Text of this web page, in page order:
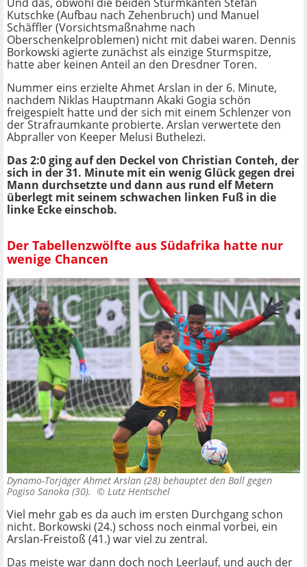
Kutschke (Aufbau nach Zehenbruch) und Manuel
Schäffler (Vorsichtsmaßnahme nach
Oberschenkelproblemen) nicht mit dabei waren. Dennis
Borkowski agierte zunächst als einzige Sturmspitze,
hatte aber keinen Anteil an den Dresdner Toren.
Nummer eins erzielte Ahmet Arslan in der 6. Minute,
nachdem Niklas Hauptmann Akaki Gogia schön
freigespielt hatte und der sich mit einem Schlenzer von
der Strafraumkante probierte. Arslan verwertete den
Abpraller von Keeper Melusi Buthelezi.
Das 2:0 ging auf den Deckel von Christian Conteh, der
sich in der 31. Minute mit ein wenig Glück gegen drei
Mann durchsetzte und dann aus rund elf Metern
überlegt mit seinem schwachen linken Fuß in die
linke Ecke einschob.
Der Tabellenzwölfte aus Südafrika hatte nur
wenige Chancen
Dynamo-Torjäger Ahmet Arslan (28) behauptet den Ball gegen
Pogiso Sanoka (30). © Lutz Hentschel
Viel mehr gab es da auch im ersten Durchgang schon
nicht. Borkowski (24.) schoss noch einmal vorbei, ein
Arslan-Freistoß (41.) war viel zu zentral.
Das meiste war dann doch noch Leerlauf, und auch der